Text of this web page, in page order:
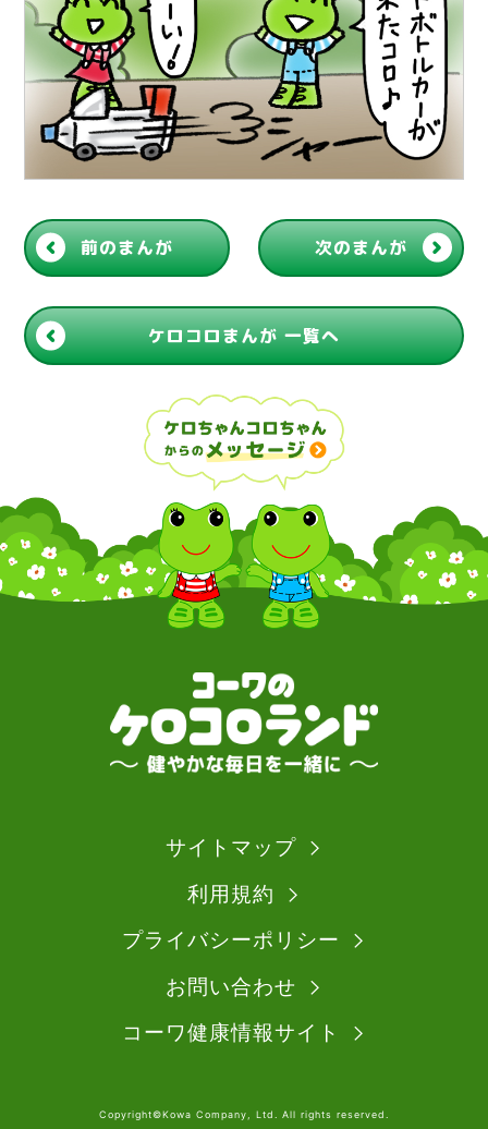
前のまんが 次のまんが
ケロコロまんが 一覧へ
サイトマップ
利用規約
プライバシーポリシー
お問い合わせ
コーワ健康情報サイト
Copyright©Kowa Company, Ltd. All rights reserved.